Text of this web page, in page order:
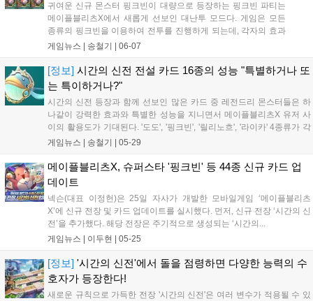
귀여운 신규 몬스터 핑크빈이 대량으로 등장하는 핑크빈 파티는
메이플블리츠X에서 새롭게 선보인 대난투 모드다. 게임은 모든
종류의 핑크빈을 이용하여 전투를 진행하게 되는데, 각자의 효과
를 파악하고 적절하게 이용하는 게 중요! 무엇보다 빠르게 몬스터
게임뉴스 | 송철기 06-07
[정보] 시간의 신전 전설 카드 16종의 성능 "특별하거나 또
는 특이하거나?"
시간의 신전 등장과 함께 선보인 많은 카드 중 레전드리 몬스터들은 하
나같이 강력한 효과와 특별한 성능을 지니면서 메이플블리츠X 유저 사
이의 활용도가 기대된다. '도도', '핑크빈', '릴리노흐', '라이카' 4종류가 각
각 개조를 거쳐 총 16개까지 분...
게임뉴스 | 송철기 05-29
메이플블리츠X, 슈퍼스타 '핑크빈' 등 44종 신규 카드 업
데이트
넥슨(대표 이정헌)은 25일 자사가 개발한 모바일게임 ‘메이플블리츠
X’에 신규 전장 및 카드 업데이트를 실시했다. 먼저, 신규 전장 ‘시간의 신
전’을 추가했다. 해당 전장은 주기적으로 생성되는 ‘시간의...
게임뉴스 | 이두현 05-25
[정보] '시간의 신전'에서 돌을 점령하면 다양한 능력의 수
호자가 등장한다!
새로운 규칙으로 가득한 전장 '시간의 신전'은 여러 변수가 적용될 수 있